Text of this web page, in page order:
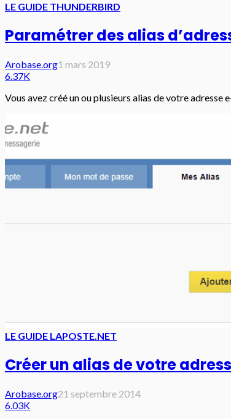
LE GUIDE THUNDERBIRD
Paramétrer des alias
Arobase.org1 mars 2019
6.37K
Vous avez créé un ou plusieurs alias de votre
LE GUIDE LAPOSTE.NET
Créer un alias de votre
Arobase.org21 septembre 2014
6.03K